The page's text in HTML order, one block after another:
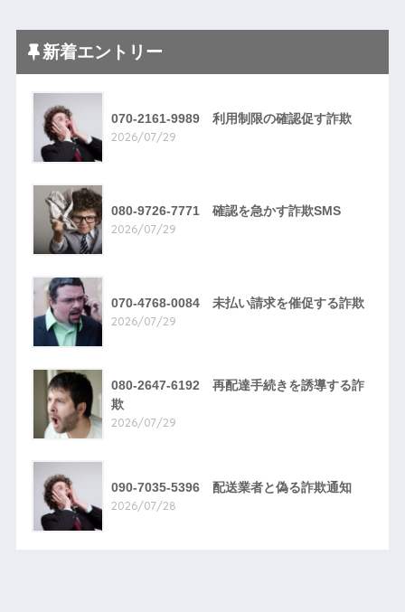
新着エントリー
070-2161-9989 利用制限の確認促す詐欺
2026/07/29
080-9726-7771 確認を急かす詐欺SMS
2026/07/29
070-4768-0084 未払い請求を催促する詐欺
2026/07/29
080-2647-6192 再配達手続きを誘導する詐
欺
2026/07/29
090-7035-5396 配送業者と偽る詐欺通知
2026/07/28